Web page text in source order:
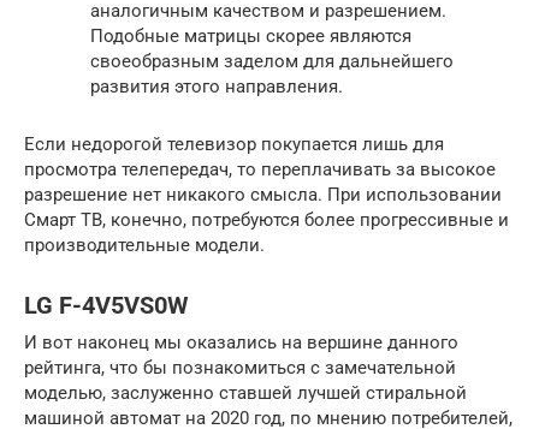
аналогичным качеством и разрешением.
Подобные матрицы скорее являются
своеобразным заделом для дальнейшего
развития этого направления.
Если недорогой телевизор покупается лишь для
просмотра телепередач, то переплачивать за высокое
разрешение нет никакого смысла. При использовании
Смарт ТВ, конечно, потребуются более прогрессивные и
производительные модели.
LG F-4V5VS0W
И вот наконец мы оказались на вершине данного
рейтинга, что бы познакомиться с замечательной
моделью, заслуженно ставшей лучшей стиральной
машиной автомат на 2020 год, по мнению потребителей,